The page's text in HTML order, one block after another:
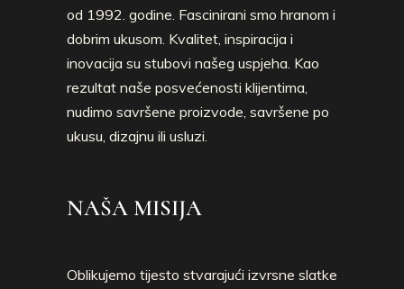
od 1992. godine. Fascinirani smo hranom i
dobrim ukusom. Kvalitet, inspiracija i
inovacija su stubovi našeg uspjeha. Kao
rezultat naše posvećenosti klijentima,
nudimo savršene proizvode, savršene po
ukusu, dizajnu ili usluzi.
NAŠA MISIJA
Oblikujemo tijesto stvarajući izvrsne slatke